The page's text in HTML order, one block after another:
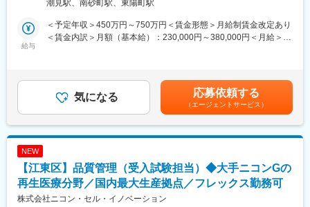
■長期就業しやすい環境
・最低週1回のノー残業デーの設定など、日々の就業時間の管理を
徹底。メリハリのある職場環境づくりを推進。
売上高1兆1,319億円（2026年3月）、グローバル売上比率77％、
変更の範囲：会社の定める業務
■ネットワーク及びサーバーに関わる保守・管理（ベンダー連携、
ニコンIT部門との調整等）
■オフィスPCや共有フォルダに関わる保守、管理、問い合わせ対
Lonza社と提携し当事業を手掛けています。ニコン出資子会社と
しての安定基盤を強みに、次世代ニーズに応える最先端の技術を
取り入れながら、ニコンのコア技術である光学技術および画像解
潮見駅、南砂町駅、東陽町駅
給与
＜予定年収＞450万円～750万円＜賃金形態＞月給制賃金改定あり
＜賃金内訳＞月額（基本給）：230,000円～380,000円＜月給＞
されます。(例：課長職5万)賃金はあくまでも目安の金額であり、
選考を通じて上下する可能性があります。月給(月額)は固定手当を
含めた表記です。
気になる 応募依頼する
（エージェントサービス）
NEW
【江東区】品質管理（受入試験担当）◆大手ニコンGの
再生医療分野／国内最大生産拠点／フレックス勤務可
株式会社ニコン・セル・イノベーション